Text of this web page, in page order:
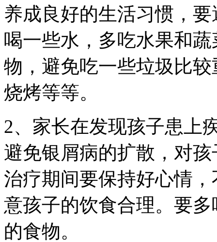
养成良好的生活习惯，
喝一些水，多吃水果和
物，避免吃一些垃圾比
烧烤等等。
2、家长在发现孩子患上
避免银屑病的扩散，对
治疗期间要保持好心情
意孩子的饮食合理。要
的食物。